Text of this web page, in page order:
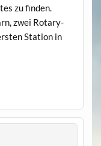
zu finden.
zwei Rotary-
Station in